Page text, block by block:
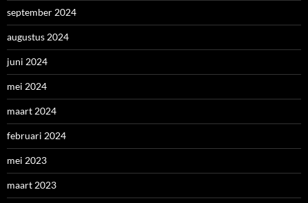
september 2024
augustus 2024
juni 2024
mei 2024
maart 2024
februari 2024
mei 2023
maart 2023